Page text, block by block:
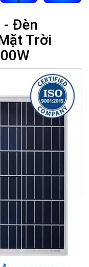
- Đèn
Trời